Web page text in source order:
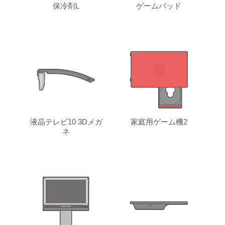
保冷剤L ゲームパッド
液晶テレビ10 3Dメガ
ネ
家庭用ゲーム機2